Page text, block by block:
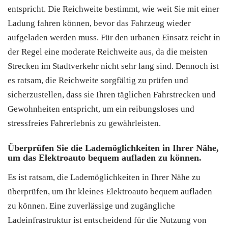
entspricht. Die Reichweite bestimmt, wie weit Sie mit einer
Ladung fahren können, bevor das Fahrzeug wieder
aufgeladen werden muss. Für den urbanen Einsatz reicht in
der Regel eine moderate Reichweite aus, da die meisten
Strecken im Stadtverkehr nicht sehr lang sind. Dennoch ist
es ratsam, die Reichweite sorgfältig zu prüfen und
sicherzustellen, dass sie Ihren täglichen Fahrstrecken und
Gewohnheiten entspricht, um ein reibungsloses und
stressfreies Fahrerlebnis zu gewährleisten.
Überprüfen Sie die Lademöglichkeiten in Ihrer Nähe,
um das Elektroauto bequem aufladen zu können.
Es ist ratsam, die Lademöglichkeiten in Ihrer Nähe zu
überprüfen, um Ihr kleines Elektroauto bequem aufladen
zu können. Eine zuverlässige und zugängliche
Ladeinfrastruktur ist entscheidend für die Nutzung von